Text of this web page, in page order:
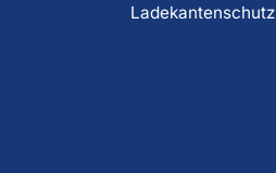
Ladekantenschutz